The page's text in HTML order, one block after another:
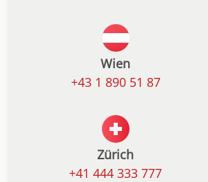
Wien
+43 1 890 51 87
Zürich
+41 444 333 777